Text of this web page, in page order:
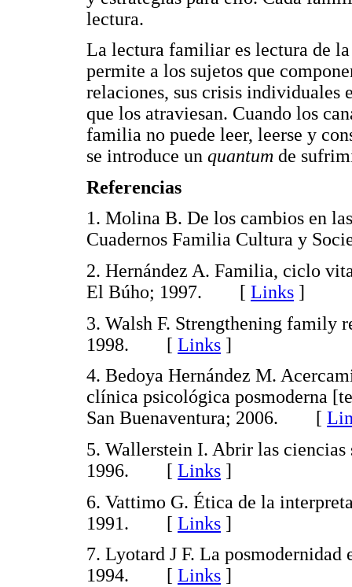
lectura.
La lectura familiar es lectura de
permite a los sujetos que
relaciones, sus crisis individuales
que los atraviesan. Cuando los
familia no puede leer, leerse y
se introduce un quantum de
Referencias
1. Molina B. De los cambios en
Cuadernos Familia Cultura y
2. Hernández A. Familia, ciclo
El Búho; 1997. [ Links ]
3. Walsh F. Strengthening family
1998. [ Links ]
4. Bedoya Hernández M.
clínica psicológica posmoderna
San Buenaventura; 2006. [
5. Wallerstein I. Abrir las
1996. [ Links ]
6. Vattimo G. Ética de la
1991. [ Links ]
7. Lyotard J F. La
1994. [ Links ]